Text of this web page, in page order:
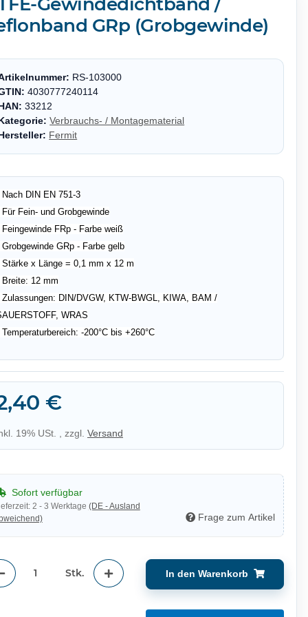
GRp (Grobgewinde)
RS-103000
4030777240114
33212
Verbrauchs- / Montagematerial
Fermit
Nach DIN EN 751-3
Für Fein- und Grobgewinde
Feingewinde FRp - Farbe weiß
Grobgewinde GRp - Farbe gelb
Stärke x Länge = 0,1 mm x 12 m
Breite: 12 mm
Zulassungen: DIN/DVGW, KTW-BWGL, KIWA, BAM /
WRAS
Temperaturbereich: -200°C bis +260°C
€
19% USt. , zzgl. Versand
Sofort verfügbar
2 - 3 Werktage (DE - Ausland
Frage zum Artikel
Stk. In den Warenkorb